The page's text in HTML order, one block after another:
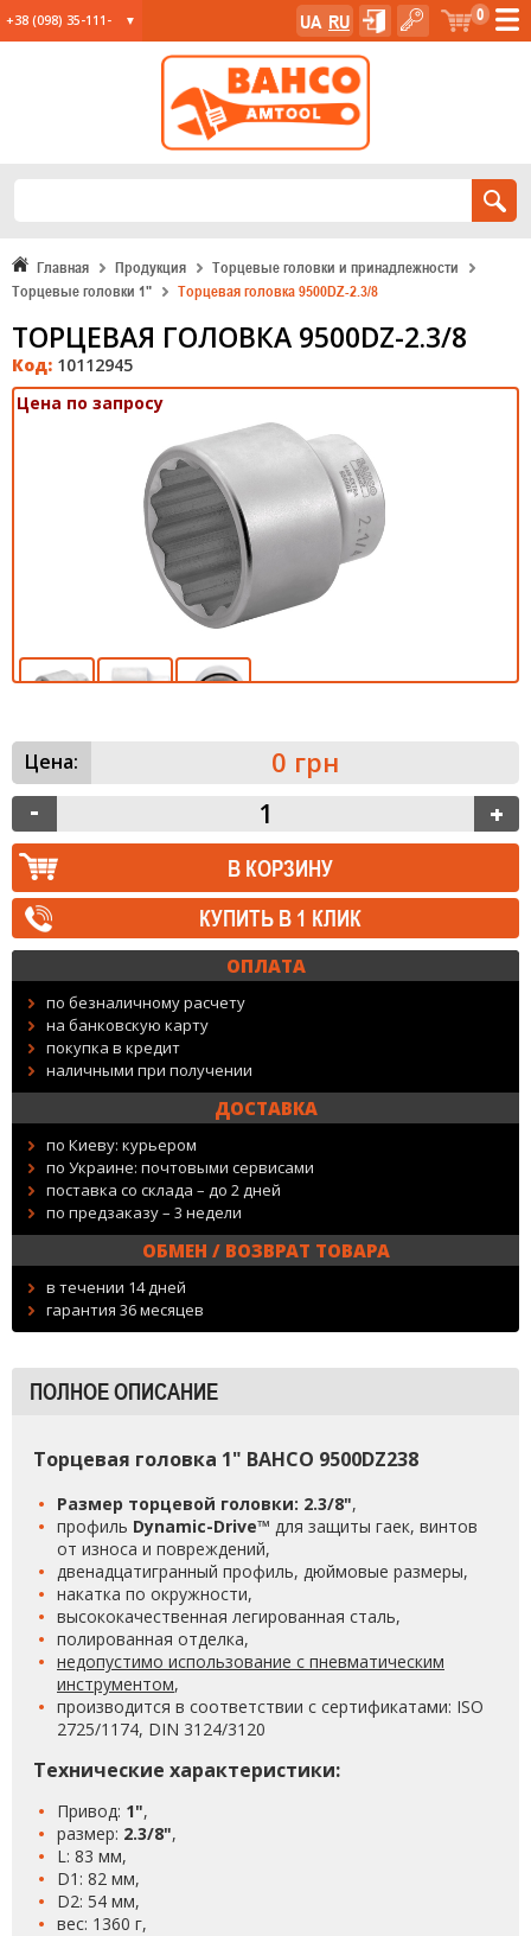
+38 (098) 35-111- 0
UA RU
Главная Продукция
Торцевые головки и принадлежности
Торцевые головки 1"
Торцевая головка 9500DZ-2.3/8
ТОРЦЕВАЯ ГОЛОВКА 9500DZ-2.3/8
Код: 10112945
Цена по запросу
Цена: 0 грн
КУПИТЬ В 1 КЛИК
ОПЛАТА
по безналичному расчету
на банковскую карту
покупка в кредит
наличными при получении
ДОСТАВКА
по Киеву: курьером
по Украине: почтовыми сервисами
поставка со склада – до 2 дней
по предзаказу – 3 недели
ОБМЕН / ВОЗВРАТ ТОВАРА
в течении 14 дней
гарантия 36 месяцев
ПОЛНОЕ ОПИСАНИЕ
Торцевая головка 1" BAHCO 9500DZ238
Размер торцевой головки: 2.3/8",
профиль Dynamic-Drive™ для защиты гаек, винтов
от износа и повреждений,
двенадцатигранный профиль, дюймовые размеры,
накатка по окружности,
высококачественная легированная сталь,
полированная отделка,
недопустимо использование с пневматическим
инструментом,
производится в соответствии с сертификатами: ISO
2725/1174, DIN 3124/3120
Технические характеристики:
Привод: 1",
размер: 2.3/8",
L: 83 мм,
D1: 82 мм,
D2: 54 мм,
вес: 1360 г,